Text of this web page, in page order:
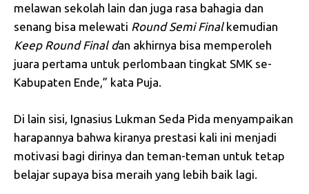
melawan sekolah lain dan juga rasa bahagia dan
senang bisa melewati Round Semi Finalkemudian
Keep Round Final dan akhirnya bisa memperoleh
juara pertama untuk perlombaan tingkat SMK se-
Kabupaten Ende,” kata Puja.
Di lain sisi, Ignasius Lukman Seda Pida menyampaikan
harapannya bahwa kiranya prestasi kali ini menjadi
motivasi bagi dirinya dan teman-teman untuk tetap
belajar supaya bisa meraih yang lebih baik lagi.